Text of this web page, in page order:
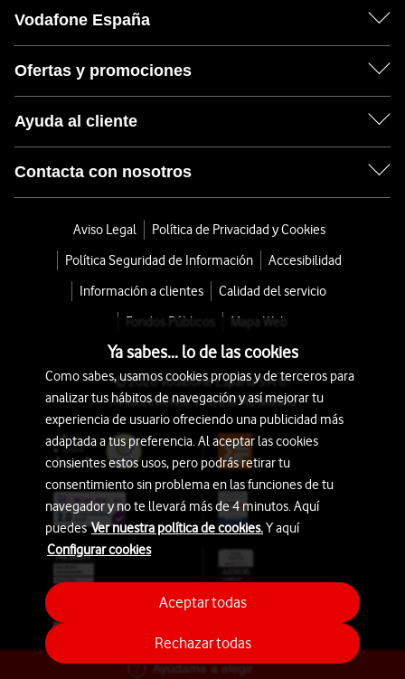
Ayúdame a elegir
Vodafone España
Ofertas y promociones
Ayuda al cliente
Contacta con nosotros
Aviso Legal
Política de Privacidad y Cookies
Política Seguridad de Información
Accesibilidad
Información a clientes
Calidad del servicio
Fondos Públicos
Mapa Web
© 2026 Vodafone España S.A.U.
Avda. América 115, 28042 Madrid
Ya sabes... lo de las cookies
Como sabes, usamos cookies propias y de terceros para
analizar tus hábitos de navegación y así mejorar tu
experiencia de usuario ofreciendo una publicidad más
adaptada a tus preferencia. Al aceptar las cookies
consientes estos usos, pero podrás retirar tu
consentimiento sin problema en las funciones de tu
navegador y no te llevará más de 4 minutos. Aquí
puedesVer nuestra política de cookies.Y aquí
Configurar cookies
Rechazar todas
Aceptar todas